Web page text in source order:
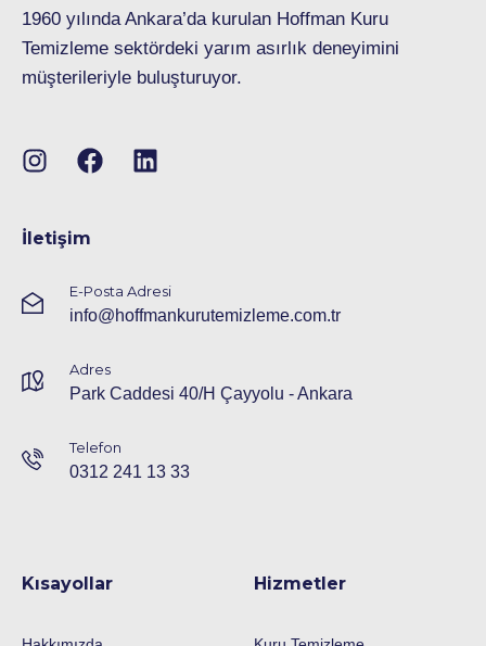
1960 yılında Ankara’da kurulan Hoffman Kuru
Temizleme sektördeki yarım asırlık deneyimini
müşterileriyle buluşturuyor.
İletişim
E-Posta Adresi
info@hoffmankurutemizleme.com.tr
Adres
Park Caddesi 40/H Çayyolu - Ankara
Telefon
0312 241 13 33
Kısayollar Hizmetler